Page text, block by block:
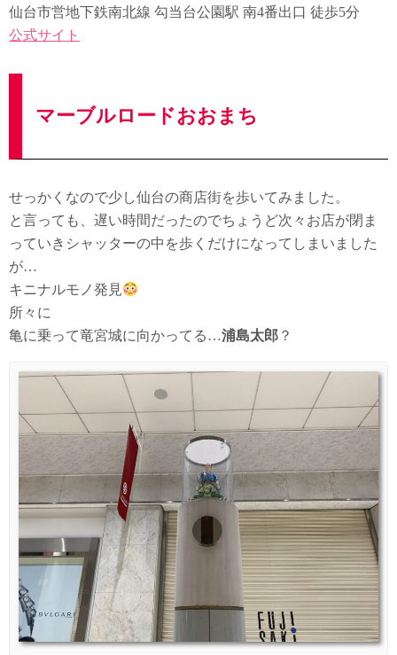
仙台市営地下鉄南北線 勾当台公園駅 南4番出口 徒歩5分
公式サイト
マーブルロードおおまち
せっかくなので少し仙台の商店街を歩いてみました。
と言っても、遅い時間だったのでちょうど次々お店が閉ま
っていきシャッターの中を歩くだけになってしまいました
が…
キニナルモノ発見
所々に
亀に乗って竜宮城に向かってる…浦島太郎 ？